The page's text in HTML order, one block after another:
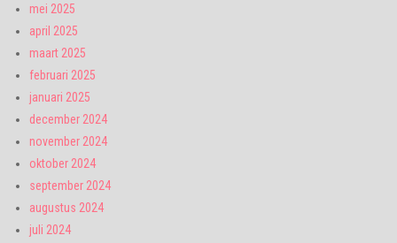
mei 2025
april 2025
maart 2025
februari 2025
januari 2025
december 2024
november 2024
oktober 2024
september 2024
augustus 2024
juli 2024